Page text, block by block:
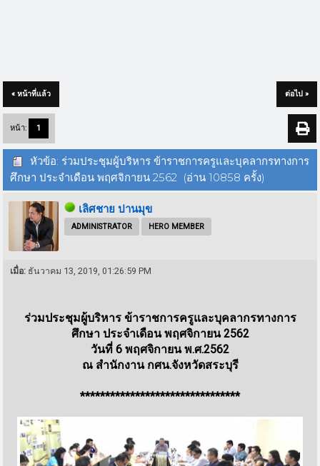
« หน้าที่แล้ว ต่อไป »
หน้า: 1
หัวข้อ: ร่วมประชุมผู้บริหาร ข้าราชการครูและบุคลากรทางการ
ศึกษา ประจำเดือน พฤศจิกายน 2562 (อ่าน 10858 ครั้ง)
เลิศชาย ปานมุข
ADMINISTRATOR HERO MEMBER
เมื่อ: ธันวาคม 13, 2019, 01:26:59 PM
ร่วมประชุมผู้บริหาร ข้าราชการครูและบุคลากรทางการ
ศึกษา ประจำเดือน พฤศจิกายน 2562
วันที่ 6 พฤศจิกายน พ.ศ.2562
ณ สำนักงาน กศน.จังหวัดสระบุรี
********************************